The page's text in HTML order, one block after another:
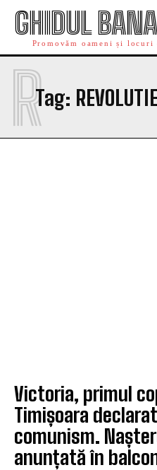
GHIDUL
Promovăm oameni și locuri
Tag:
R
Victoria, primul
Timișoara
comunism.
anunțată în